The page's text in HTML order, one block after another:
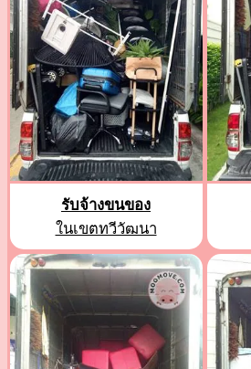
รับจ้างขนของ
ในเขตทวีวัฒนา